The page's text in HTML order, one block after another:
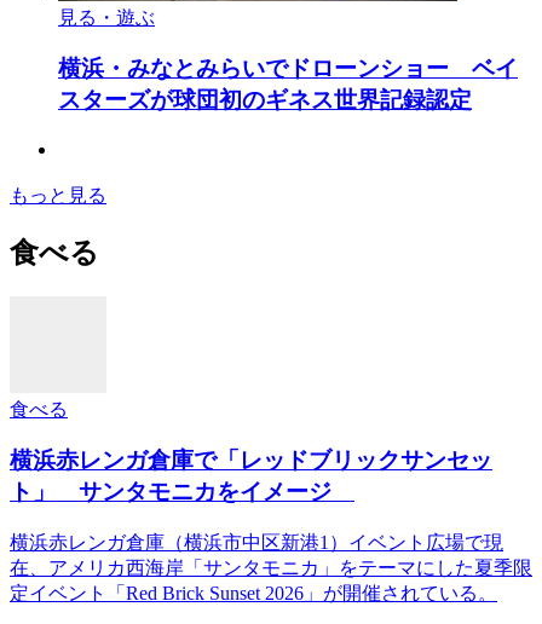
見る・遊ぶ
横浜・みなとみらいでドローンショー ベイ
スターズが球団初のギネス世界記録認定
もっと見る
食べる
食べる
横浜赤レンガ倉庫で「レッドブリックサンセッ
ト」 サンタモニカをイメージ
横浜赤レンガ倉庫（横浜市中区新港1）イベント広場で現
在、アメリカ西海岸「サンタモニカ」をテーマにした夏季限
定イベント「Red Brick Sunset 2026」が開催されている。